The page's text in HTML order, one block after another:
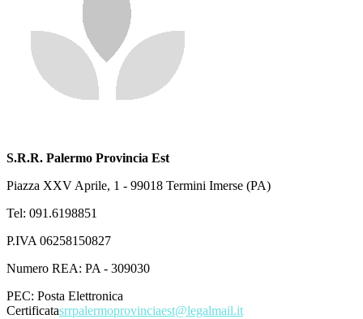
S.R.R. Palermo Provincia Est
Piazza XXV Aprile, 1 - 99018 Termini Imerse (PA)
Tel: 091.6198851
P.IVA 06258150827
Numero REA: PA - 309030
PEC: Posta Elettronica
Certificatasrrpalermoprovinciaest@legalmail.it